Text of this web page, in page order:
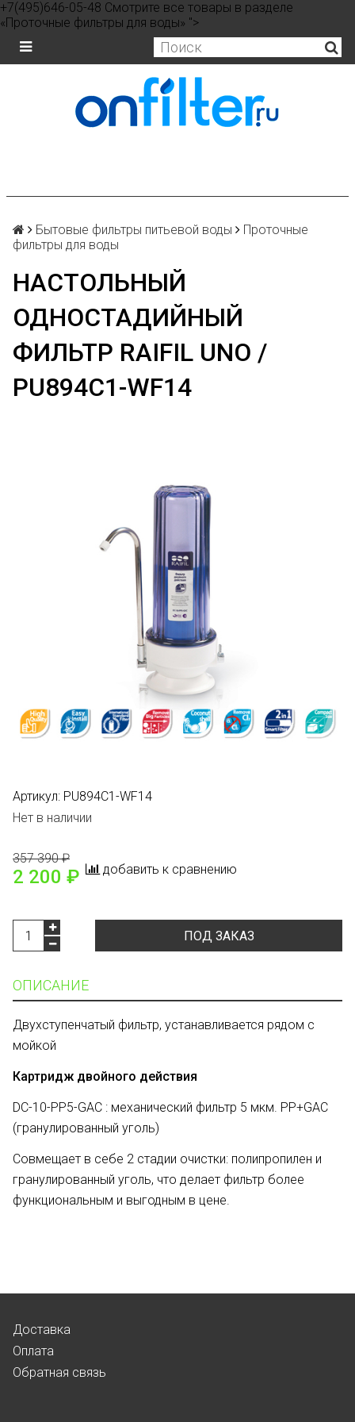
+7(495)646-05-48 Смотрите все товары в разделе
«Проточные фильтры для воды» ">
Бытовые фильтры питьевой воды
Проточные
фильтры для воды
НАСТОЛЬНЫЙ
ОДНОСТАДИЙНЫЙ
ФИЛЬТР RAIFIL UNO /
PU894C1-WF14
Артикул: PU894C1-WF14
Нет в наличии
357 390 ₽
2 200 ₽ добавить к сравнению
ПОД ЗАКАЗ
ОПИСАНИЕ
Двухступенчатый фильтр, устанавливается рядом с
мойкой
Картридж двойного действия
DC-10-PP5-GAC : механический фильтр 5 мкм. PP+GAC
(гранулированный уголь)
Совмещает в себе 2 стадии очистки: полипропилен и
гранулированный уголь, что делает фильтр более
функциональным и выгодным в цене.
Доставка
Оплата
Обратная связь